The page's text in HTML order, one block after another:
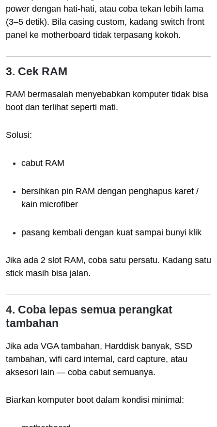
power dengan hati-hati, atau coba tekan lebih lama
(3–5 detik). Bila casing custom, kadang switch front
panel ke motherboard tidak terpasang kokoh.
3. Cek RAM
RAM bermasalah menyebabkan komputer tidak bisa
boot dan terlihat seperti mati.
Solusi:
cabut RAM
bersihkan pin RAM dengan penghapus karet /
kain microfiber
pasang kembali dengan kuat sampai bunyi klik
Jika ada 2 slot RAM, coba satu persatu. Kadang satu
stick masih bisa jalan.
4. Coba lepas semua perangkat
tambahan
Jika ada VGA tambahan, Harddisk banyak, SSD
tambahan, wifi card internal, card capture, atau
aksesori lain — coba cabut semuanya.
Biarkan komputer boot dalam kondisi minimal: